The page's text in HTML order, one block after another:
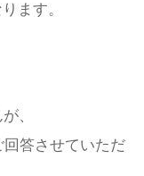
ます。
、
回答させていただ